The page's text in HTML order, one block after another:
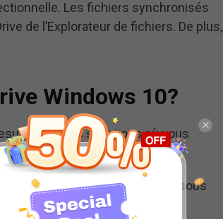
Les fichiers synchronisés
de l’Explorateur de fichiers. De plus,
Windows 10?
il y a des situations où vous
ou enlever OneDrive sous